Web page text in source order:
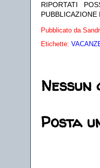
RIPORTATI
PUBBLICAZIONE
Pubblicato da
Etichette:
Nessun
Posta